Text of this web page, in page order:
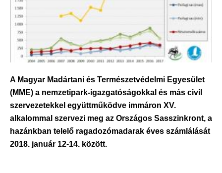
A Magyar Madártani és Természetvédelmi Egyesület
(MME) a nemzetipark-igazgatóságokkal és más civil
szervezetekkel együttműködve immáron XV.
alkalommal szervezi meg az Országos Sasszinkront, a
hazánkban telelő ragadozómadarak éves számlálását
2018. január 12-14. között.